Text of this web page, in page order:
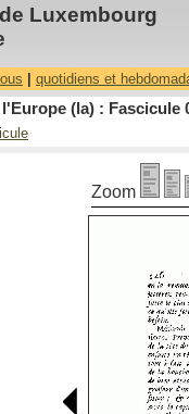
Luxembourg
quotidiens et
(la) : Fascicule
Zoom